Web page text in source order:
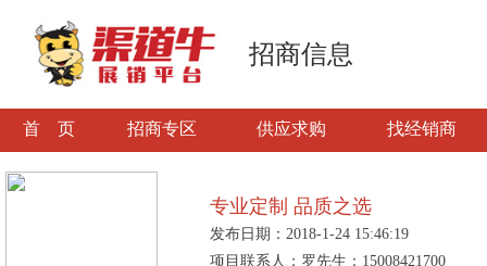
招商信息
首 页 招商专区 供应求购 找经销商
专业定制 品质之选
发布日期：2018-1-24 15:46:19
项目联系人：罗先生：15008421700